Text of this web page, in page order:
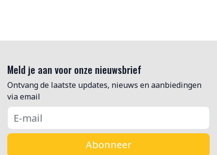
Meld je aan voor onze nieuwsbrief
Ontvang de laatste updates, nieuws en aanbiedingen
via email
Abonneer